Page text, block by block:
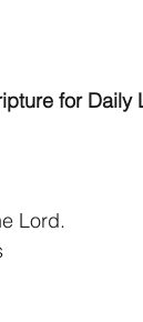
for Daily
Lord.